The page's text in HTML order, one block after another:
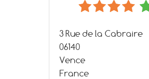
3 Rue de la Cabraire
06140
Vence
France